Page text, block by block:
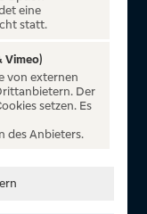
Auf
für
Shows, die
League und die
eine
statt.
Vimeo)
von externen
Der
setzen. Es
des Anbieters.